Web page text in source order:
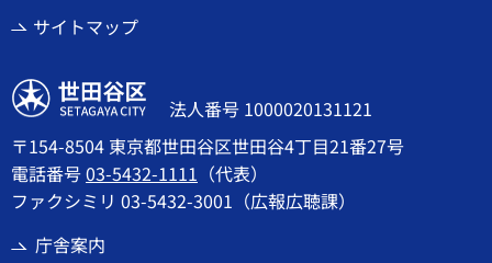
サイトマップ
世田谷区
法人番号 1000020131121
〒154-8504 東京都世田谷区世田谷4丁目21番27号
電話番号03-5432-1111 （代表）
ファクシミリ 03-5432-3001（広報広聴課）
庁舎案内